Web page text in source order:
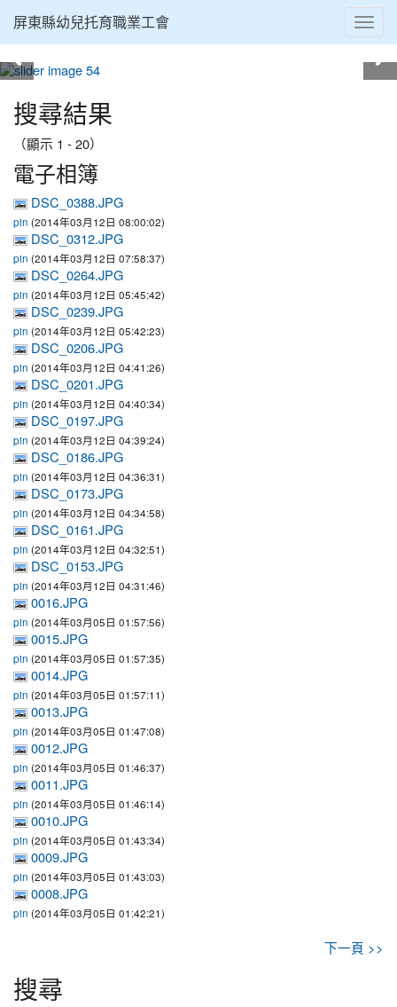
屏東縣幼兒托育職業工會
搜尋結果
（顯示 1 - 20）
電子相簿
DSC_0388.JPG
pin (2014年03月12日 08:00:02)
DSC_0312.JPG
pin (2014年03月12日 07:58:37)
DSC_0264.JPG
pin (2014年03月12日 05:45:42)
DSC_0239.JPG
pin (2014年03月12日 05:42:23)
DSC_0206.JPG
pin (2014年03月12日 04:41:26)
DSC_0201.JPG
pin (2014年03月12日 04:40:34)
DSC_0197.JPG
pin (2014年03月12日 04:39:24)
DSC_0186.JPG
pin (2014年03月12日 04:36:31)
DSC_0173.JPG
pin (2014年03月12日 04:34:58)
DSC_0161.JPG
pin (2014年03月12日 04:32:51)
DSC_0153.JPG
pin (2014年03月12日 04:31:46)
0016.JPG
pin (2014年03月05日 01:57:56)
0015.JPG
pin (2014年03月05日 01:57:35)
0014.JPG
pin (2014年03月05日 01:57:11)
0013.JPG
pin (2014年03月05日 01:47:08)
0012.JPG
pin (2014年03月05日 01:46:37)
0011.JPG
pin (2014年03月05日 01:46:14)
0010.JPG
pin (2014年03月05日 01:43:34)
0009.JPG
pin (2014年03月05日 01:43:03)
0008.JPG
pin (2014年03月05日 01:42:21)
下一頁 >>
搜尋